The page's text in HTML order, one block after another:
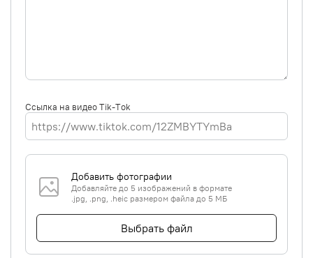
Ссылка на видео Tik-Tok
Добавить фотографии
Добавляйте до 5 изображений в формате
.jpg, .png, .heic размером файла до 5 МБ
Выбрать файл